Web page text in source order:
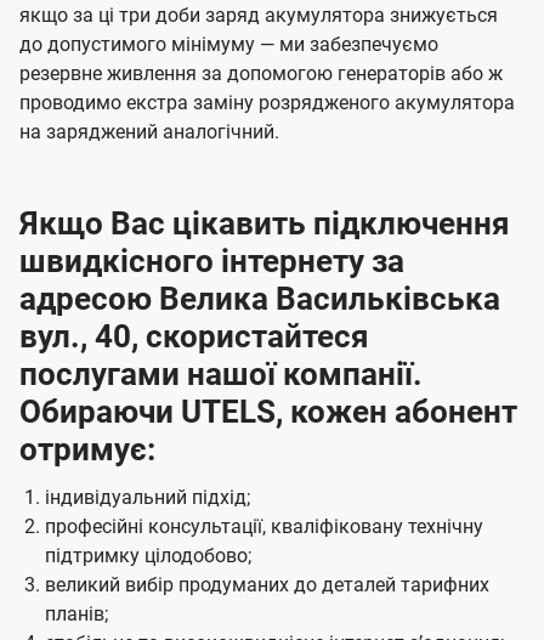
якщо за ці три доби заряд акумулятора знижується
до допустимого мінімуму — ми забезпечуємо
резервне живлення за допомогою генераторів або ж
проводимо екстра заміну розрядженого акумулятора
на заряджений аналогічний.
Якщо Вас цікавить підключення
швидкісного інтернету за
адресою Велика Васильківська
вул., 40, скористайтеся
послугами нашої компанії.
Обираючи UTELS, кожен абонент
отримує:
індивідуальний підхід;
професійні консультації, кваліфіковану технічну
підтримку цілодобово;
великий вибір продуманих до деталей тарифних
планів;